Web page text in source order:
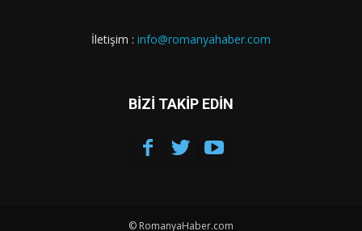
İletişim : info@romanyahaber.com
BİZİ TAKİP EDİN
© RomanyaHaber.com